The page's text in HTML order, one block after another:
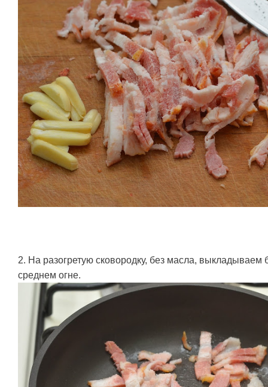
2. На разогретую сковородку, без масла, выкладываем
среднем огне.